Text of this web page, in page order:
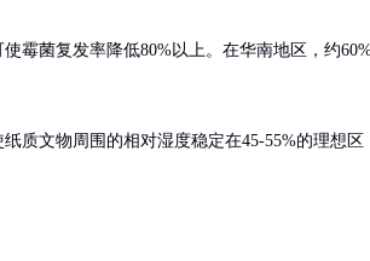
霉菌复发率降低80%以上。在华南地区，约
质文物周围的相对湿度稳定在45-55%的理想区